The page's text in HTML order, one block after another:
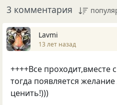
3 комментария
Lavmi
13 лет назад
++++Все
тогда появляется
ценить!)))